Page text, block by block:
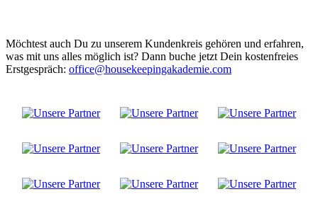
Möchtest auch Du zu unserem Kundenkreis gehören und erfahren,
was mit uns alles möglich ist? Dann buche jetzt Dein kostenfreies
Erstgespräch: office@housekeepingakademie.com